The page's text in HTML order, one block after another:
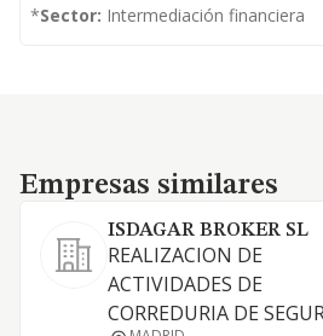
*Sector: Intermediación financiera
Empresas similares
Empresas similares
ISDAGAR BROKER SL
REALIZACION DE
ACTIVIDADES DE
CORREDURIA DE